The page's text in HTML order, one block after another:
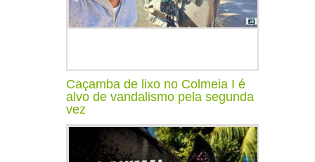
Caçamba de lixo no Colmeia I é
alvo de vandalismo pela segunda
vez